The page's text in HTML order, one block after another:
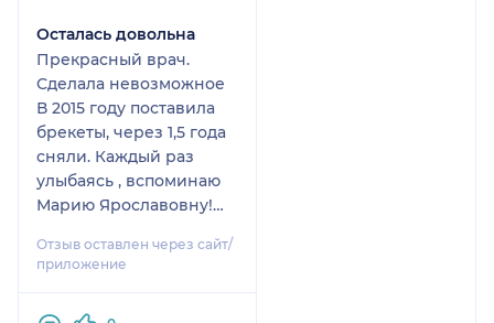
сам виноват, все ему не
так".
Исчерпываюших
ответов от этого
специалиста или
сопровождения в
переживании,
беспокойстве вы
На это Рыхлинская М.Я.
времени не тратит,
Осталась довольна
Прекрасный врач.
Сделала невозможное
В 2015 году поставила
брекеты, через 1,5 года
сняли. Каждый раз
улыбаясь , вспоминаю
Марию Ярославовну!
Отзыв оставлен через сайт/
приложение